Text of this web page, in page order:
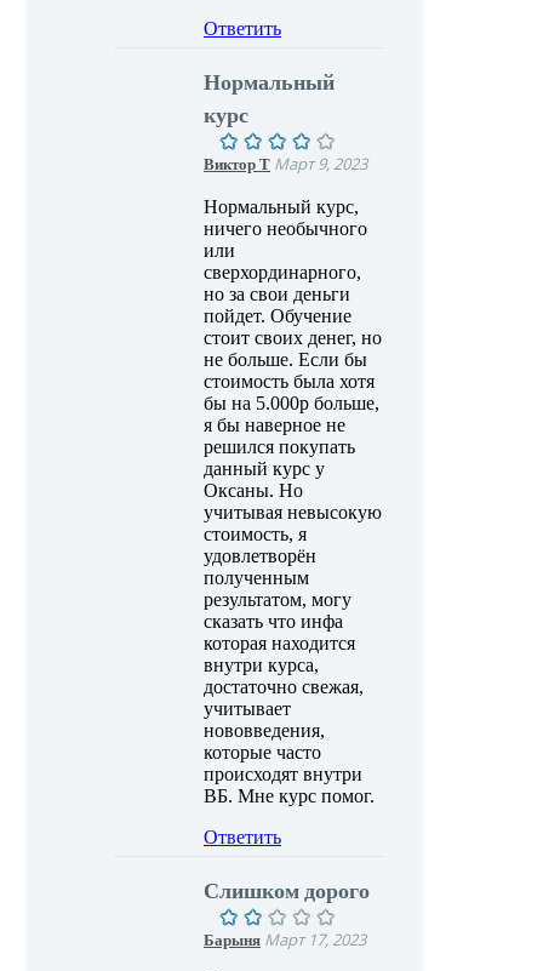
Ответить
Нормальный
курс
Виктор Т Март 9, 2023
Нормальный курс,
ничего необычного
или
сверхординарного,
но за свои деньги
пойдет. Обучение
стоит своих денег, но
не больше. Если бы
стоимость была хотя
бы на 5.000р больше,
я бы наверное не
решился покупать
данный курс у
Оксаны. Но
учитывая невысокую
стоимость, я
удовлетворён
полученным
результатом, могу
сказать что инфа
которая находится
внутри курса,
достаточно свежая,
учитывает
нововведения,
которые часто
происходят внутри
ВБ. Мне курс помог.
Ответить
Слишком дорого
Барыня Март 17, 2023